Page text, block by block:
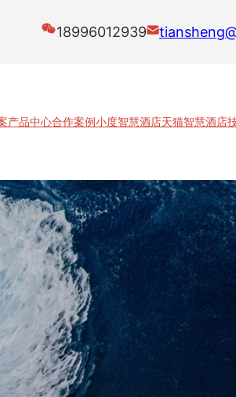
18996012939
产品中心合作案例小度智慧酒店天猫智慧酒店